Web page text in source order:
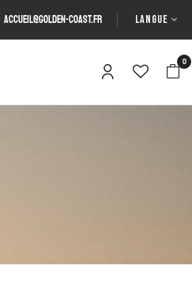
accueil@golden-coast.fr LANGUE
0